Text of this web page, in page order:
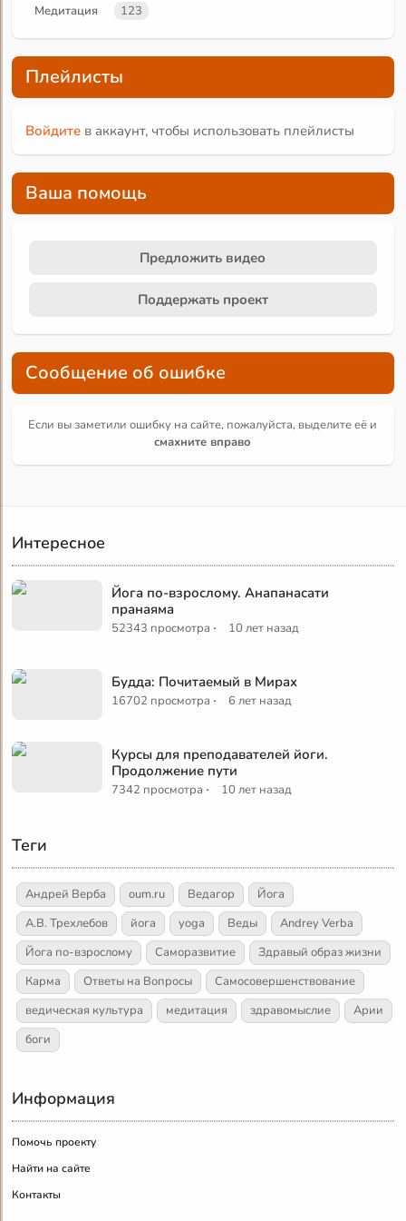
Медитация 123
Плейлисты
Войдите в аккаунт, чтобы использовать плейлисты
Ваша помощь
Предложить видео
Поддержать проект
Сообщение об ошибке
Если вы заметили ошибку на сайте, пожалуйста, выделите её и
смахните вправо
Интересное
Йога по-взрослому. Анапанасати
пранаяма
52343 просмотра · 10 лет назад
Будда: Почитаемый в Мирах
16702 просмотра · 6 лет назад
Курсы для преподавателей йоги.
Продолжение пути
7342 просмотра · 10 лет назад
Теги
Андрей Верба oum.ru Ведагор
Йога
А.В. Трехлебов
йога yoga Веды
Andrey Verba
Йога по-взрослому
Саморазвитие
Здравый образ жизни
Карма
Ответы на Вопросы
Самосовершенствование
ведическая культура
медитация здравомыслие
Арии
боги
Информация
Помочь проекту
Найти на сайте
Контакты